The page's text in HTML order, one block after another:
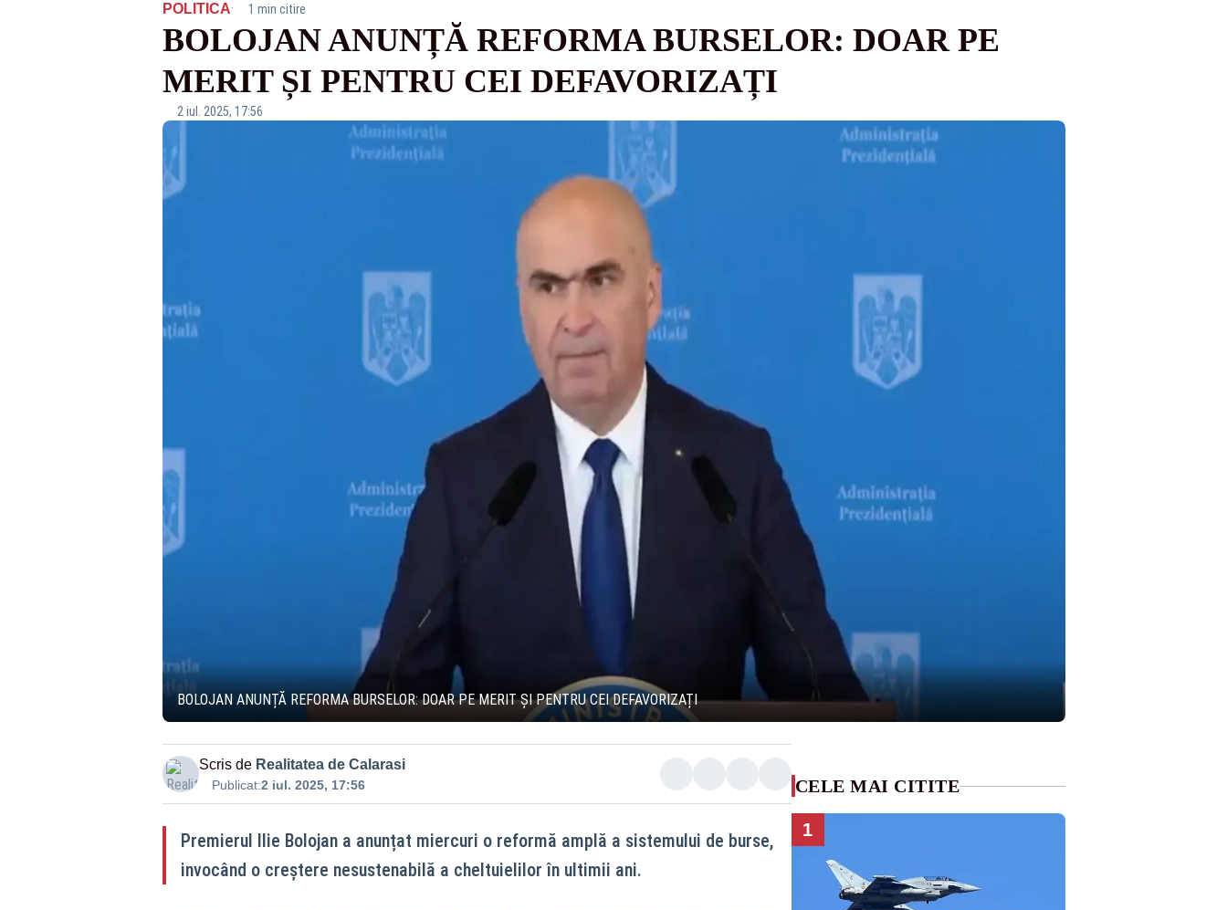
POLITICA· 1 min citire
BOLOJAN ANUNȚĂ REFORMA BURSELOR: DOAR PE
MERIT ȘI PENTRU CEI DEFAVORIZAȚI
2 iul. 2025, 17:56
BOLOJAN ANUNȚĂ REFORMA BURSELOR: DOAR PE MERIT ȘI PENTRU CEI DEFAVORIZAȚI
Scris de Realitatea de Calarasi
Publicat:2 iul. 2025, 17:56
Premierul Ilie Bolojan a anunțat miercuri o reformă amplă a sistemului de burse,
invocând o creștere nesustenabilă a cheltuielilor în ultimii ani.
CELE MAI CITITE
1